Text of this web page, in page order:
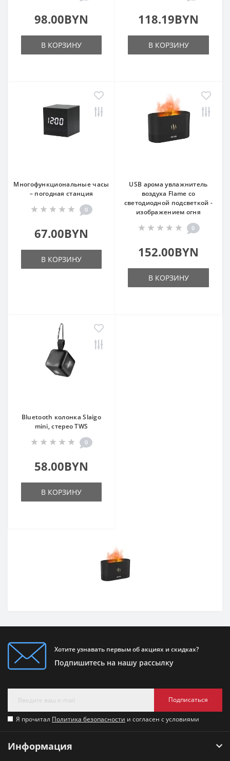
98.00BYN
В КОРЗИНУ
118.19BYN
В КОРЗИНУ
Многофункциональные часы
– погодная станция
0
67.00BYN
В КОРЗИНУ
USB арома увлажнитель
воздуха Flame со
светодиодной подсветкой -
изображением огня
0
152.00BYN
В КОРЗИНУ
Bluetooth колонка Slaigo
mini, стерео TWS
0
58.00BYN
В КОРЗИНУ
Хотите узнавать первым об акциях и скидках?
Подпишитесь на нашу рассылку
Подписаться
Я прочитал Политика безопасности и согласен с условиями
Информация